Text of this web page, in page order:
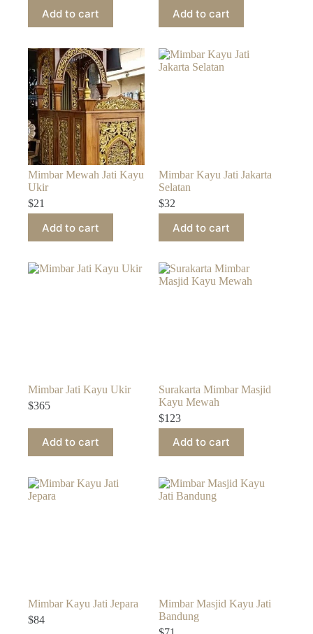
Add to cart Add to cart
Mimbar Mewah Jati Kayu
Ukir
$21
Add to cart
Mimbar Kayu Jati Jakarta
Selatan
$32
Add to cart
Mimbar Jati Kayu Ukir
$365
Add to cart
Surakarta Mimbar Masjid
Kayu Mewah
$123
Add to cart
Mimbar Kayu Jati Jepara
$84
Mimbar Masjid Kayu Jati
Bandung